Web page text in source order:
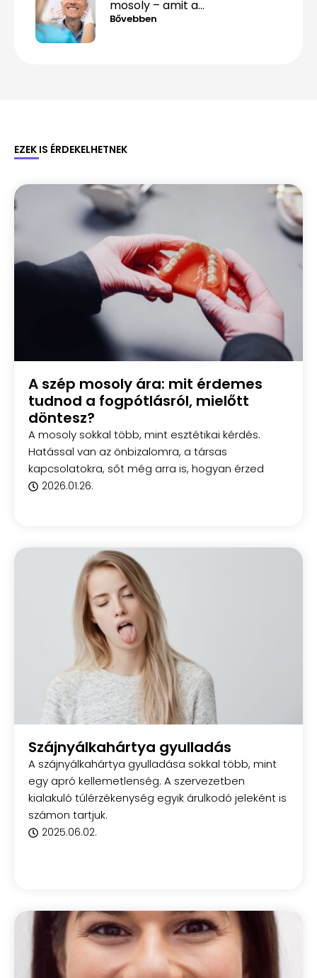
mosoly – amit a
csontpótlásról tényleg tudnod
Bővebben
EZEK IS ÉRDEKELHETNEK
A szép mosoly ára: mit érdemes
tudnod a fogpótlásról, mielőtt
döntesz?
A mosoly sokkal több, mint esztétikai kérdés.
Hatással van az önbizalomra, a társas
kapcsolatokra, sőt még arra is, hogyan érzed
2026.01.26.
Szájnyálkahártya gyulladás
A szájnyálkahártya gyulladása sokkal több, mint
egy apró kellemetlenség. A szervezetben
kialakuló túlérzékenység egyik árulkodó jeleként is
számon tartjuk.
2025.06.02.